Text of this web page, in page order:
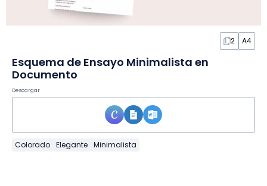
2 A4
Esquema de Ensayo Minimalista en
Documento
Descargar
Colorado Elegante Minimalista